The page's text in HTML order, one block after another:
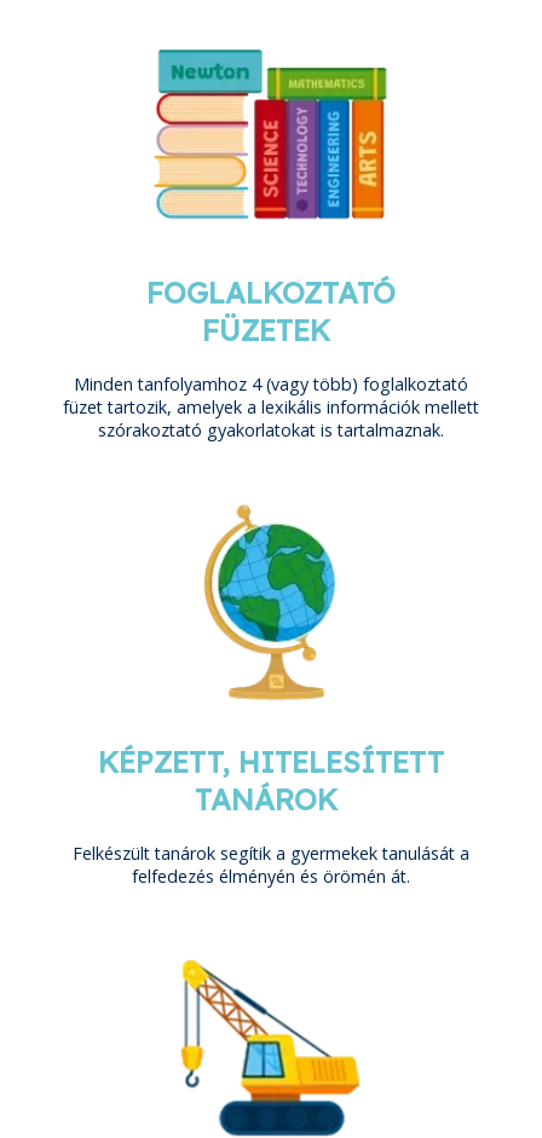
FOGLALKOZTATÓ
FÜZETEK
Minden tanfolyamhoz 4 (vagy több) foglalkoztató
füzet tartozik, amelyek a lexikális információk mellett
szórakoztató gyakorlatokat is tartalmaznak.
KÉPZETT, HITELESÍTETT
TANÁROK
Felkészült tanárok segítik a gyermekek tanulását a
felfedezés élményén és örömén át.